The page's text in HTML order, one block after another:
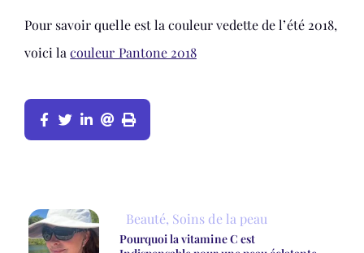
Pour savoir quelle est la couleur vedette de l’été 2018,
voici lacouleur Pantone 2018
Beauté, Soins de la peau
Pourquoi la vitamine C est